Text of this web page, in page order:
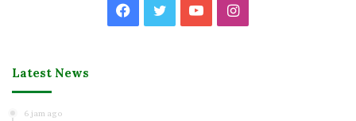
Facebook
TwitterYouTubeInstagram
Latest News
6 jam ago